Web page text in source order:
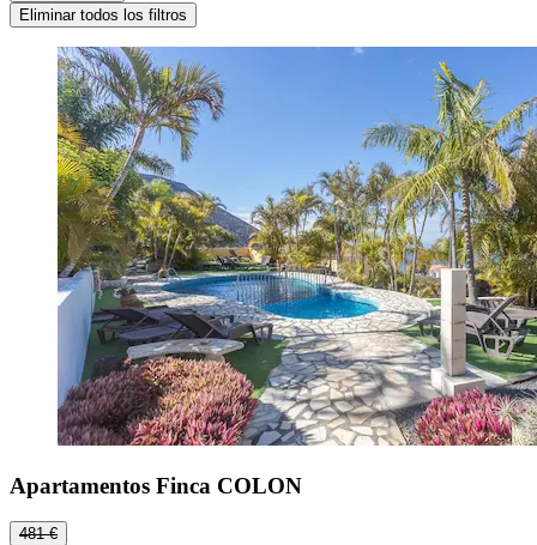
Eliminar todos los filtros
Apartamentos Finca COLON
481 €